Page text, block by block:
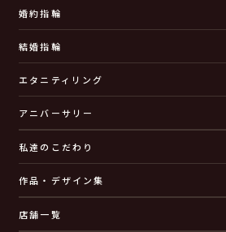
婚約指輪
結婚指輪
エタニティリング
アニバーサリー
私達のこだわり
作品・デザイン集
店舗一覧